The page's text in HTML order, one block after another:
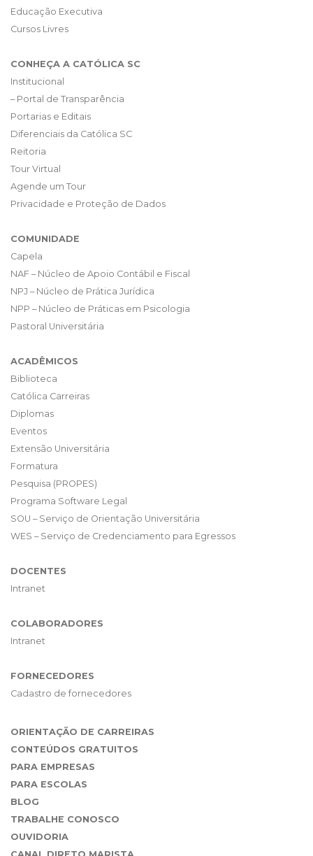
Educação Executiva
Cursos Livres
CONHEÇA A CATÓLICA SC
Institucional
– Portal de Transparência
Portarias e Editais
Diferenciais da Católica SC
Reitoria
Tour Virtual
Agende um Tour
Privacidade e Proteção de Dados
COMUNIDADE
Capela
NAF – Núcleo de Apoio Contábil e Fiscal
NPJ – Núcleo de Prática Jurídica
NPP – Núcleo de Práticas em Psicologia
Pastoral Universitária
ACADÊMICOS
Biblioteca
Católica Carreiras
Diplomas
Eventos
Extensão Universitária
Formatura
Pesquisa (PROPES)
Programa Software Legal
SOU – Serviço de Orientação Universitária
WES – Serviço de Credenciamento para Egressos
DOCENTES
Intranet
COLABORADORES
Intranet
FORNECEDORES
Cadastro de fornecedores
ORIENTAÇÃO DE CARREIRAS
CONTEÚDOS GRATUITOS
PARA EMPRESAS
PARA ESCOLAS
BLOG
TRABALHE CONOSCO
OUVIDORIA